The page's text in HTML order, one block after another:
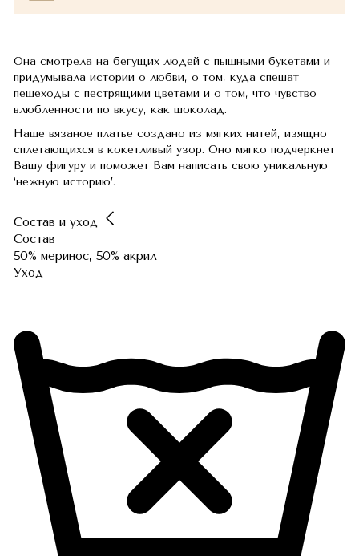
Она смотрела на бегущих людей с пышными букетами и
придумывала истории о любви, о том, куда спешат
пешеходы с пестрящими цветами и о том, что чувство
влюбленности по вкусу, как шоколад.
Наше вязаное платье создано из мягких нитей, изящно
сплетающихся в кокетливый узор. Оно мягко подчеркнет
Вашу фигуру и поможет Вам написать свою уникальную
‘нежную историю’.
Состав и уход
Состав
50% меринос, 50% акрил
Уход